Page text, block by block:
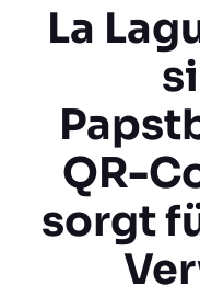
La
QR-
sorgt